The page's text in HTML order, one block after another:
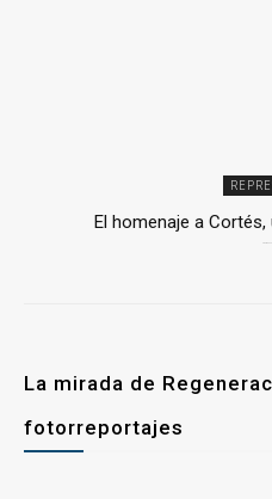
El homenaje a
La mirada de
fotorreportajes